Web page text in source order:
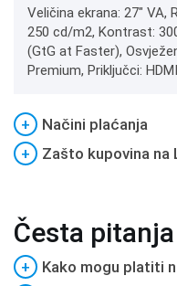
Veličina ekrana: 27" VA,
250 cd/m2, Kontrast:
(GtG at Faster),
Premium, Priključci:
+
Načini plaćanja
+
Zašto kupovina na
Česta pitanja
+
Kako mogu platiti